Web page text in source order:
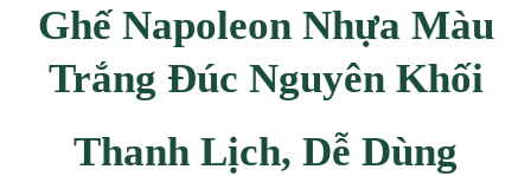
Ghế Napoleon Nhựa Màu
Trắng Đúc Nguyên Khối
Thanh Lịch, Dễ Dùng